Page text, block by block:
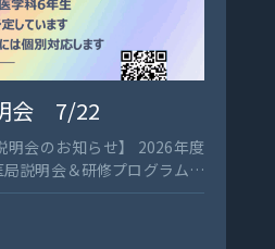
施設コホート242例と検証
を解析した結果、U-I-Pスコ
精度で予測し、さらにIP関
進行とも関連することが示
的でない症例や、生検を行
も、病態や将来の進行リス
実用的な画像バイオマーカ
。 江頭先生、論文掲載お
の研究活動を含め、今後ま
ます。 掲載誌：European
会 7/22
明会のお知らせ】 2026年度
説明会＆研修プログラム説
に少しでも興味のある初期
皆さんを対象に、佐賀大学